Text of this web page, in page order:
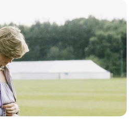
up yang berkesan natural.
up sebagai barbie saat rilisnya
2023.
dan Fakta Salshabilla Adriani